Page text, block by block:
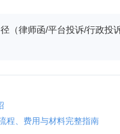
（律师函/平台投诉/行政投
程、费用与材料完整指南